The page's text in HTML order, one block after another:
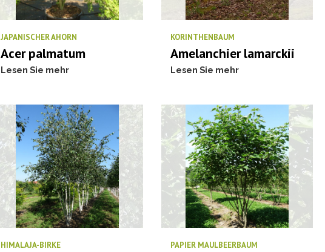
JAPANISCHER AHORN
Acer palmatum
Lesen Sie mehr
KORINTHENBAUM
Amelanchier lamarckii
Lesen Sie mehr
HIMALAJA-BIRKE PAPIER MAULBEERBAUM